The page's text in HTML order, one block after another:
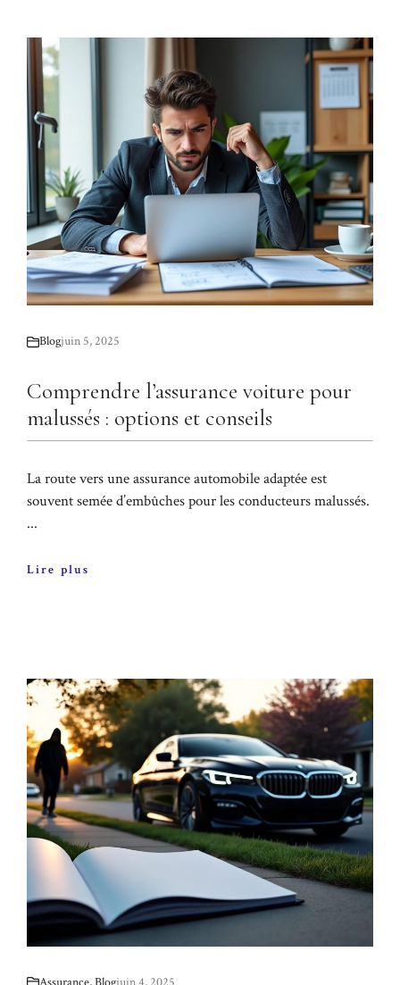
Blogjuin 5, 2025
Comprendre l’assurance voiture pour
malussés : options et conseils
La route vers une assurance automobile adaptée est
souvent semée d’embûches pour les conducteurs malussés.
...
Lire plus